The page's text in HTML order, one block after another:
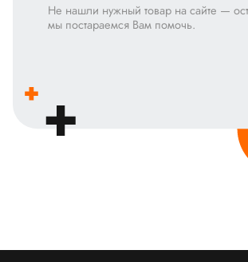
Не нашли нужный товар на сайте —
мы постараемся Вам помочь.